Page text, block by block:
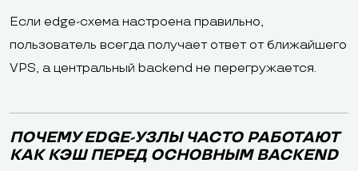
Если edge-схема настроена правильно,
пользователь всегда получает ответ от ближайшего
VPS, а центральный backend не перегружается.
ПОЧЕМУ EDGE-УЗЛЫ ЧАСТО РАБОТАЮТ
КАК КЭШ ПЕРЕД ОСНОВНЫМ BACKEND